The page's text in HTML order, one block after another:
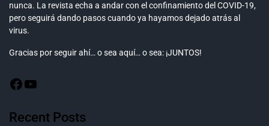
nunca. La revista echa a andar con el confinamiento del COVID-19,
pero seguirá dando pasos cuando ya hayamos dejado atrás al
virus.
Gracias por seguir ahí… o sea aquí… o sea: ¡JUNTOS!
Recent Posts